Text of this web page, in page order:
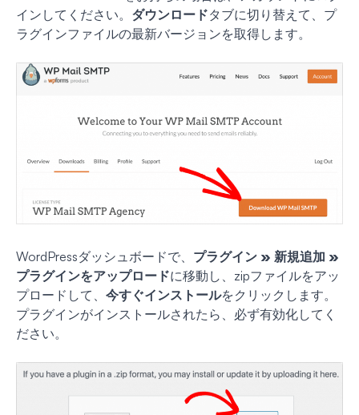
インしてください。 ダウンロードタブに切り替えて、プ
ラグインファイルの最新バージョンを取得します。
WordPressダッシュボードで、 プラグイン » 新規追加 »
プラグインをアップロードに移動し、zipファイルをアッ
プロードして、 今すぐインストールをクリックします。
プラグインがインストールされたら、必ず有効化してく
ださい。